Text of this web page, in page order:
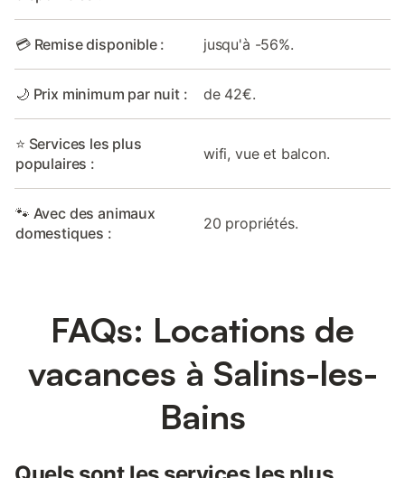
💳 Remise disponible : jusqu'à -56%.
🌙 Prix minimum par nuit : de 42€.
⭐ Services les plus
populaires :
wifi, vue et balcon.
🐾 Avec des animaux
domestiques :
20 propriétés.
FAQs: Locations de
vacances à Salins-les-
Bains